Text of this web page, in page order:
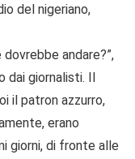
del nigeriano,
andare?”,
dai giornalisti. Il
il patron azzurro,
erano
giorni, di fronte alle